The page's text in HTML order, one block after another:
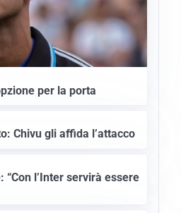
per la porta
Chivu gli affida l’attacco
l’Inter servirà essere